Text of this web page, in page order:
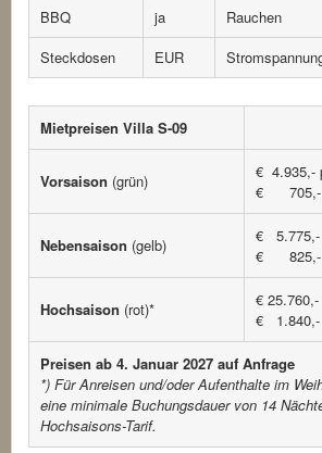
BBQ ja Rauchen
Steckdosen
EUR
Mietpreisen Villa S-09
Vorsaison (grün)
€ 4.935,-
€ 705,-
Nebensaison (gelb)
€ 5.775,-
€ 825,-
Hochsaison (rot)*
€
€ 1.840,-
Preisen ab 4. Januar 2027 auf Anfrage
*) Für Anreisen und/oder Aufenthalte im
eine minimale Buchungsdauer von 14
Hochsaisons-Tarif.